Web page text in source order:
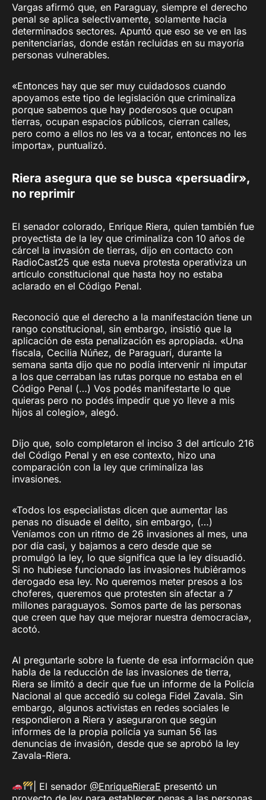
Vargas afirmó que, en Paraguay, siempre el derecho
penal se aplica selectivamente, solamente hacia
determinados sectores. Apuntó que eso se ve en las
penitenciarías, donde están recluidas en su mayoría
personas vulnerables.
«Entonces hay que ser muy cuidadosos cuando
apoyamos este tipo de legislación que criminaliza
porque sabemos que hay poderosos que ocupan
tierras, ocupan espacios públicos, cierran calles,
pero como a ellos no les va a tocar, entonces no les
importa», puntualizó.
Riera asegura que se busca «persuadir»,
no reprimir
El senador colorado, Enrique Riera, quien también fue
proyectista de la ley que criminaliza con 10 años de
cárcel la invasión de tierras, dijo en contacto con
RadioCast25 que esta nueva protesta operativiza un
artículo constitucional que hasta hoy no estaba
aclarado en el Código Penal.
Reconoció que el derecho a la manifestación tiene un
rango constitucional, sin embargo, insistió que la
aplicación de esta penalización es apropiada. «Una
fiscala, Cecilia Núñez, de Paraguarí, durante la
semana santa dijo que no podía intervenir ni imputar
a los que cerraban las rutas porque no estaba en el
Código Penal (…) Vos podés manifestarte lo que
quieras pero no podés impedir que yo lleve a mis
hijos al colegio», alegó.
Dijo que, solo completaron el inciso 3 del artículo 216
del Código Penal y en ese contexto, hizo una
comparación con la ley que criminaliza las
invasiones.
«Todos los especialistas dicen que aumentar las
penas no disuade el delito, sin embargo, (…)
Veníamos con un ritmo de 26 invasiones al mes, una
por día casi, y bajamos a cero desde que se
promulgó la ley, lo que significa que la ley disuadió.
Si no hubiese funcionado las invasiones hubiéramos
derogado esa ley. No queremos meter presos a los
choferes, queremos que protesten sin afectar a 7
millones paraguayos. Somos parte de las personas
que creen que hay que mejorar nuestra democracia»,
acotó.
Al preguntarle sobre la fuente de esa información que
habla de la reducción de las invasiones de tierra,
Riera se limitó a decir que fue un informe de la Policía
Nacional al que accedió su colega Fidel Zavala. Sin
embargo, algunos activistas en redes sociales le
respondieron a Riera y aseguraron que según
informes de la propia policía ya suman 56 las
denuncias de invasión, desde que se aprobó la ley
Zavala-Riera.
| El senador @EnriqueRieraE presentó un